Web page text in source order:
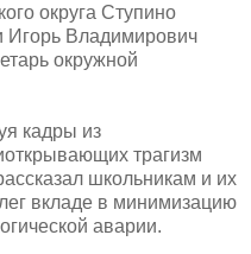
округа Ступино
Игорь Владимирович
окружной
кадры из
трагизм
школьникам и их
вкладе в минимизацию
аварии.